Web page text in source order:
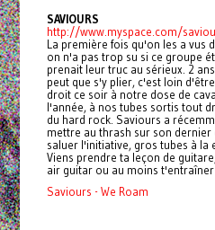
SAVIOURS
http://www.myspace.com/
La première fois qu'on les a vus
on n'a pas trop su si ce groupe
prenait leur truc au sérieux. 2
peut que s'y plier, c'est loin
droit ce soir à notre dose de
l'année, à nos tubes sortis tout
du hard rock. Saviours a
mettre au thrash sur son dernier
saluer l'initiative, gros tubes à la
Viens prendre ta leçon de
air guitar ou au moins
Saviours - We Roam